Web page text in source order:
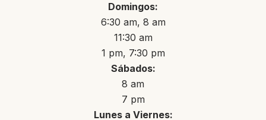
Domingos:
6:30 am, 8 am
11:30 am
1 pm, 7:30 pm
Sábados:
8 am
7 pm
Lunes a Viernes: